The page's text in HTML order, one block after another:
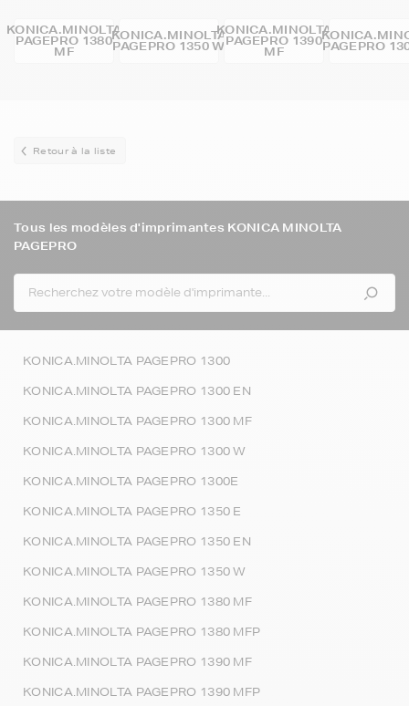
KONICA.MINOLTA
PAGEPRO 1380
MF
KONICA.MINOLTA
PAGEPRO 1350 W
KONICA.MINOLTA
PAGEPRO 1390
MF PAGEPRO
Retour à la liste
Tous les modèles d'imprimantes KONICA MINOLTA
PAGEPRO
KONICA.MINOLTA PAGEPRO 1300
KONICA.MINOLTA PAGEPRO 1300 EN
KONICA.MINOLTA PAGEPRO 1300 MF
KONICA.MINOLTA PAGEPRO 1300 W
KONICA.MINOLTA PAGEPRO 1300E
KONICA.MINOLTA PAGEPRO 1350 E
KONICA.MINOLTA PAGEPRO 1350 EN
KONICA.MINOLTA PAGEPRO 1350 W
KONICA.MINOLTA PAGEPRO 1380 MF
KONICA.MINOLTA PAGEPRO 1380 MFP
KONICA.MINOLTA PAGEPRO 1390 MF
KONICA.MINOLTA PAGEPRO 1390 MFP